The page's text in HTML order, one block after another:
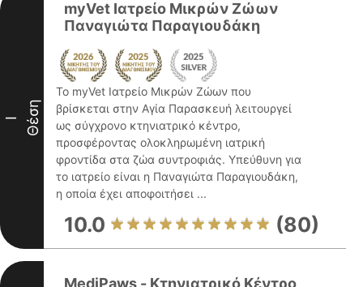
I Θέση
myVet Ιατρείο Μικρών Ζώων
Παναγιώτα Παραγιουδάκη
Το myVet Ιατρείο Μικρών Ζώων που
βρίσκεται στην Αγία Παρασκευή λειτουργεί
ως σύγχρονο κτηνιατρικό κέντρο,
προσφέροντας ολοκληρωμένη ιατρική
φροντίδα στα ζώα συντροφιάς. Υπεύθυνη για
το ιατρείο είναι η Παναγιώτα Παραγιουδάκη,
η οποία έχει αποφοιτήσει ...
10.0 (80)
MediPaws - Κτηνιατρικό Κέντρο